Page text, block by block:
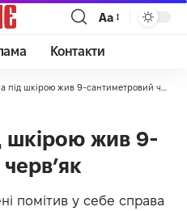
Аа
Контакти
шкірою жив 9-сантиметровий черв’як
шкірою жив 9-
помітив у себе справа